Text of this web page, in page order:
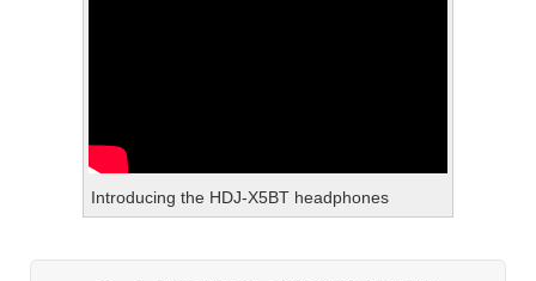
Introducing the HDJ-X5BT headphones